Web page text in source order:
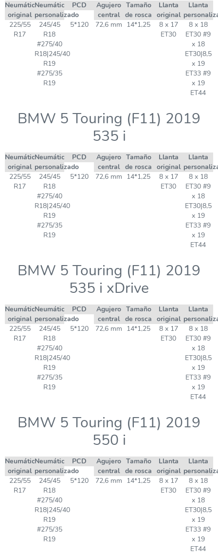
Neumático
original
Neumático
personalizado
PCD
Agujero
central
Tamaño
de rosca
Llanta
original
Llanta
225/55
R17
245/45
R18
#275/40
R18|245/40
R19
#275/35
R19
5*120 72,6 mm 14*1,25
8 x 17
ET30
8 x 18
ET30 #9
x 18
ET30|8,5
x 19
ET33 #9
x 19
ET44
BMW 5 Touring (F11) 2019
535 i
Neumático
original
Neumático
personalizado
PCD
Agujero
central
Tamaño
de rosca
Llanta
original
Llanta
225/55
R17
245/45
R18
#275/40
R18|245/40
R19
#275/35
R19
5*120 72,6 mm 14*1,25
8 x 17
ET30
8 x 18
ET30 #9
x 18
ET30|8,5
x 19
ET33 #9
x 19
ET44
BMW 5 Touring (F11) 2019
535 i xDrive
Neumático
original
Neumático
personalizado
PCD
Agujero
central
Tamaño
de rosca
Llanta
original
Llanta
225/55
R17
245/45
R18
#275/40
R18|245/40
R19
#275/35
R19
5*120 72,6 mm 14*1,25
8 x 17
ET30
8 x 18
ET30 #9
x 18
ET30|8,5
x 19
ET33 #9
x 19
ET44
BMW 5 Touring (F11) 2019
550 i
Neumático
original
Neumático
personalizado
PCD
Agujero
central
Tamaño
de rosca
Llanta
original
Llanta
225/55
R17
245/45
R18
#275/40
R18|245/40
R19
#275/35
R19
5*120 72,6 mm 14*1,25
8 x 17
ET30
8 x 18
ET30 #9
x 18
ET30|8,5
x 19
ET33 #9
x 19
ET44